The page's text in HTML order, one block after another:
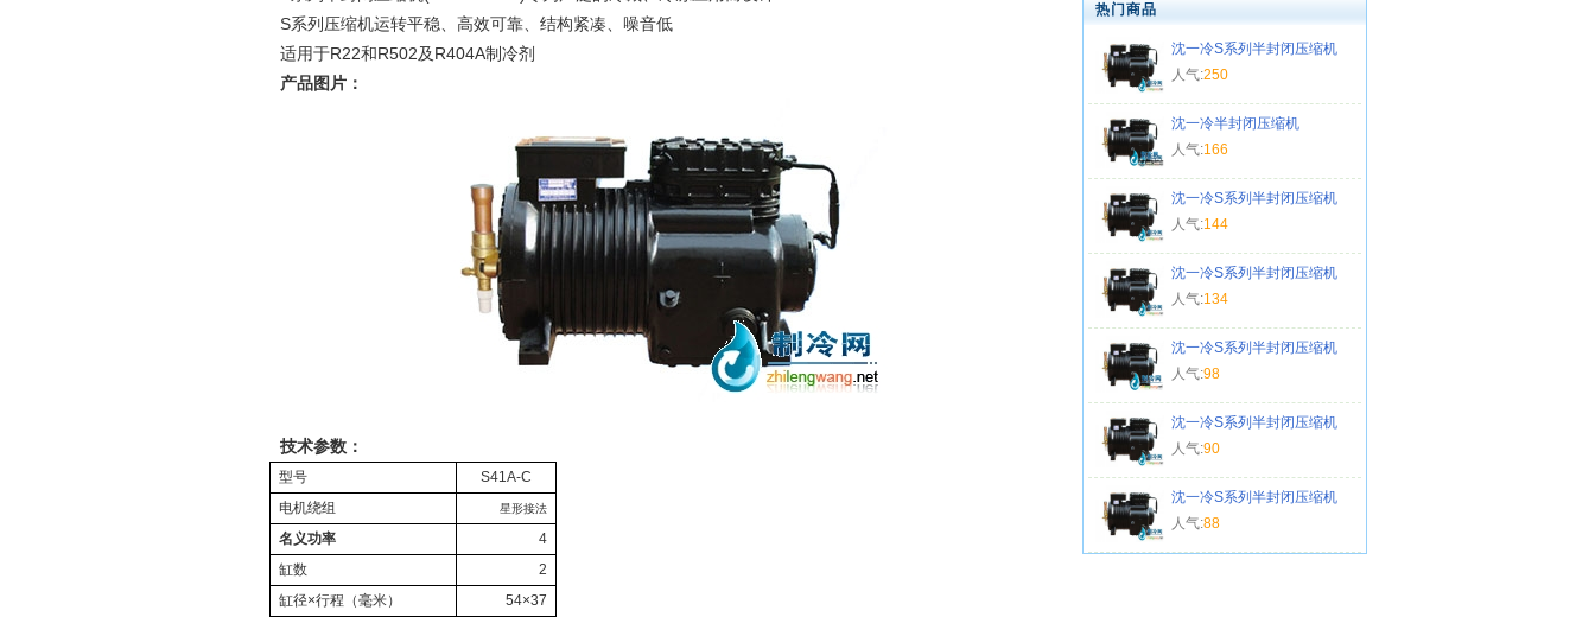
S系列压缩机运转平稳、高效可靠、结构紧凑、噪音低
适用于R22和R502及R404A制冷剂
产品图片：
技术参数：
型号 S41A-C
电机绕组
星形接法
名义功率
4
缸数
2
缸径×行程（毫米）
54×37
热门商品
沈一冷S系列半封闭压缩机
人气:250
沈一冷半封闭压缩机
人气:166
沈一冷S系列半封闭压缩机
人气:144
沈一冷S系列半封闭压缩机
人气:134
沈一冷S系列半封闭压缩机
人气:98
沈一冷S系列半封闭压缩机
人气:90
沈一冷S系列半封闭压缩机
人气:88